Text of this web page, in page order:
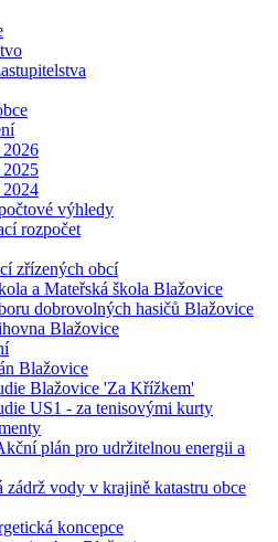
výhledy
rozpočet
zřízených obcí
a Mateřská škola Blažovice
dobrovolných hasičů Blažovice
Blažovice
Blažovice
Blažovice 'Za Křížkem'
US1 - za tenisovými kurty
plán pro udržitelnou energii a
zádrž vody v krajině katastru obce
koncepce